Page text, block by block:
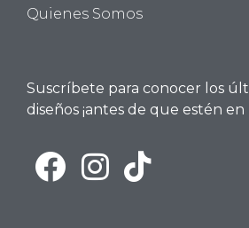
Quienes Somos
Suscríbete para conocer los
diseños ¡antes de que estén en